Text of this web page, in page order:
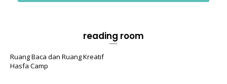
reading room
Ruang Baca dan Ruang Kreatif
Hasfa Camp